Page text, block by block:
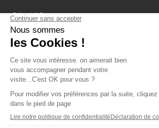
fiducial.fr
lyoncapitale.fr
olympique-et-lyonnais.com
L'application Iphone / Android
Téléchargez l'application
Les cookies